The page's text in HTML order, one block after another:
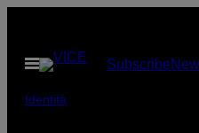
contenuto
Apri
Subscribe
Identità